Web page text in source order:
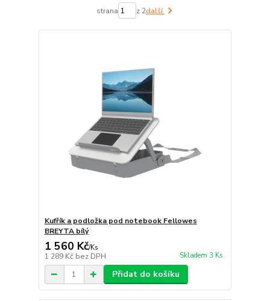
strana z 2další
Kufřík a podložka pod notebook Fellowes
BREYTA bílý
1 560 Kč/Ks
1 289 Kč bez DPH Skladem 3 Ks
Přidat do košíku